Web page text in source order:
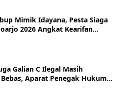
Mimik Idayana, Pesta Siaga
2026 Angkat Kearifan
Galian C Ilegal Masih
Aparat Penegak Hukum